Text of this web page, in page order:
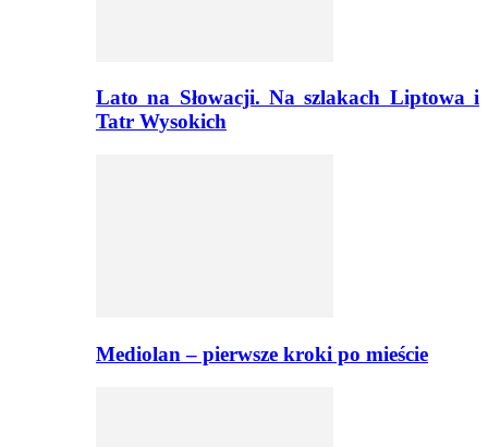
Lato na Słowacji. Na szlakach Liptowa i
Tatr Wysokich
Mediolan – pierwsze kroki po mieście